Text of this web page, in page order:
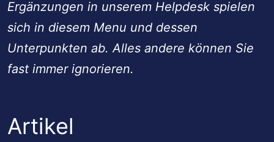
Ergänzungen in unserem Helpdesk spielen
sich in diesem Menu und dessen
Unterpunkten ab. Alles andere können Sie
fast immer ignorieren.
Artikel